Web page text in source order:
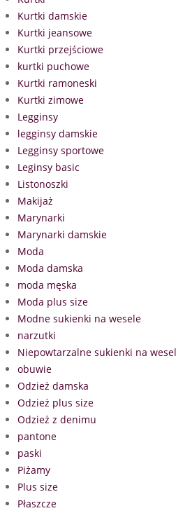
Kurtki damskie
Kurtki jeansowe
Kurtki przejściowe
kurtki puchowe
Kurtki ramoneski
Kurtki zimowe
Legginsy
legginsy damskie
Legginsy sportowe
Leginsy basic
Listonoszki
Makijaż
Marynarki
Marynarki damskie
Moda
Moda damska
moda męska
Moda plus size
Modne sukienki na wesele
narzutki
Niepowtarzalne sukienki na
obuwie
Odzież damska
Odzież plus size
Odzież z denimu
pantone
paski
Piżamy
Plus size
Płaszcze